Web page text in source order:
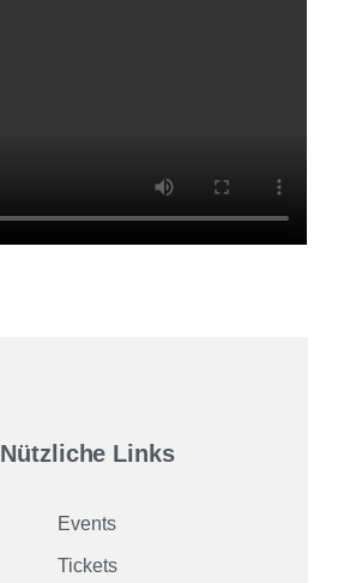
Nützliche Links
Events
Tickets